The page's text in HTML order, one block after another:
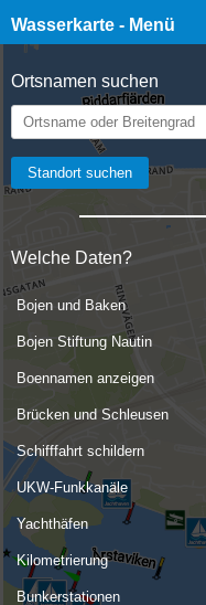
Wasserkarte - Menü
Ortsnamen suchen
Welche Daten?
Bojen und Baken
Bojen Stiftung Nautin
Boennamen anzeigen
Brücken und Schleusen
Schifffahrt schildern
UKW-Funkkanäle
Yachthäfen
Kilometrierung
Bunkerstationen
☰ Wasserkarte Live